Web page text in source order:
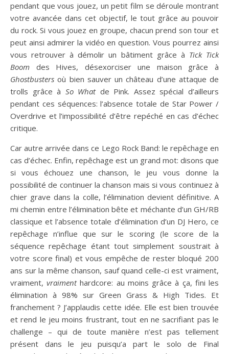
pendant que vous jouez, un petit film se déroule montrant
votre avancée dans cet objectif, le tout grâce au pouvoir
du rock. Si vous jouez en groupe, chacun prend son tour et
peut ainsi admirer la vidéo en question. Vous pourrez ainsi
vous retrouver à démolir un bâtiment grâce à Tick Tick
Boom des Hives, désexorciser une maison grâce à
Ghostbusters où bien sauver un château d’une attaque de
trolls grâce à So Whatde Pink. Assez spécial d’ailleurs
pendant ces séquences: l’absence totale de Star Power /
Overdrive et l’impossibilité d’être repéché en cas d’échec
critique.
Car autre arrivée dans ce Lego Rock Band: le repêchage en
cas d’échec. Enfin, repêchage est un grand mot: disons que
si vous échouez une chanson, le jeu vous donne la
possibilité de continuer la chanson mais si vous continuez à
chier grave dans la colle, l’élimination devient définitive. A
mi chemin entre l’élimination bête et méchante d’un GH/RB
classique et l’absence totale d’élimination d’un DJ Hero, ce
repêchage n’influe que sur le scoring (le score de la
séquence repêchage étant tout simplement soustrait à
votre score final) et vous empêche de rester bloqué 200
ans sur la même chanson, sauf quand celle-ci est vraiment,
vraiment,vraimenthardcore: au moins grâce à ça, fini les
élimination à 98% sur Green Grass & High Tides. Et
franchement ? J’applaudis cette idée. Elle est bien trouvée
et rend le jeu moins frustrant, tout en ne sacrifiant pas le
challenge – qui de toute manière n’est pas tellement
présent dans le jeu puisqu’a part le solo de Final